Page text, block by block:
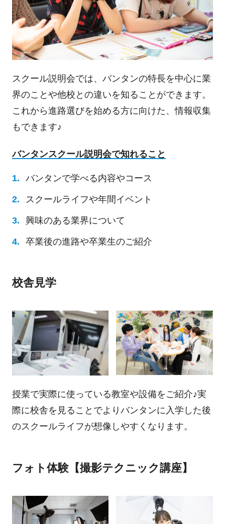
スクール説明会では、バンタンの特長を中心に業
界のことや他校との違いを知ることができます。
これから進路選びを始める方に向けた、情報収集
もできます♪
バンタンスクール説明会で知れること
バンタンで学べる内容やコース
スクールライフや年間イベント
興味のある業界について
卒業後の進路や卒業生のご紹介
校舎見学
授業で実際に使っている教室や設備をご紹介♪実
際に校舎を見ることでよりバンタンに入学した後
のスクールライフが想像しやすくなります。
フォト体験【撮影テクニック講座】